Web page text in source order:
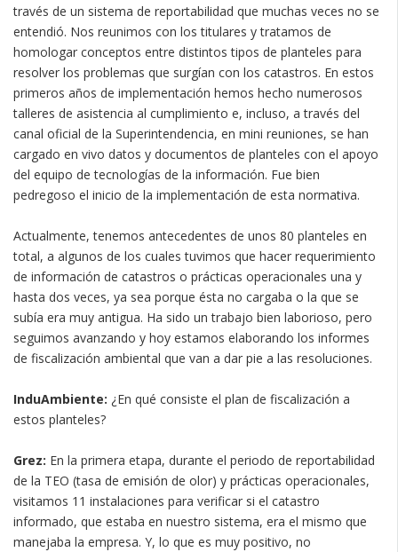
través de un sistema de reportabilidad que muchas veces no se
entendió. Nos reunimos con los titulares y tratamos de
homologar conceptos entre distintos tipos de planteles para
resolver los problemas que surgían con los catastros. En estos
primeros años de implementación hemos hecho numerosos
talleres de asistencia al cumplimiento e, incluso, a través del
canal oficial de la Superintendencia, en mini reuniones, se han
cargado en vivo datos y documentos de planteles con el apoyo
del equipo de tecnologías de la información. Fue bien
pedregoso el inicio de la implementación de esta normativa.
Actualmente, tenemos antecedentes de unos 80 planteles en
total, a algunos de los cuales tuvimos que hacer requerimiento
de información de catastros o prácticas operacionales una y
hasta dos veces, ya sea porque ésta no cargaba o la que se
subía era muy antigua. Ha sido un trabajo bien laborioso, pero
seguimos avanzando y hoy estamos elaborando los informes
de fiscalización ambiental que van a dar pie a las resoluciones.
InduAmbiente: ¿En qué consiste el plan de fiscalización a
estos planteles?
Grez: En la primera etapa, durante el periodo de reportabilidad
de la TEO (tasa de emisión de olor) y prácticas operacionales,
visitamos 11 instalaciones para verificar si el catastro
informado, que estaba en nuestro sistema, era el mismo que
manejaba la empresa. Y, lo que es muy positivo, no